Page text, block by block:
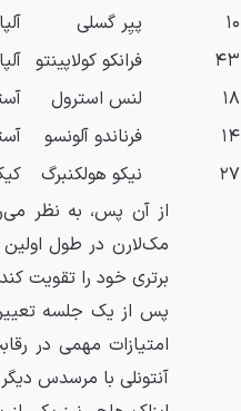
۱۰ پیِر گسلی
۴۳ فرانکو کولاپینتو
۱۸ لنس استرول
۱۴ فرناندو آلونسو
۲۷ نیکو هولکنبرگ
از آن پس، به نظر
مک‌لارن در طول
برتری خود را تقویت
پس از یک جلسه
امتیازات مهمی در
آنتونلی با مرسدس